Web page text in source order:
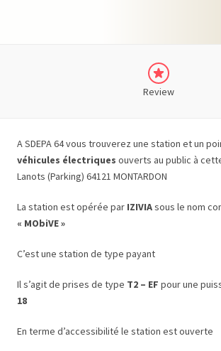
Review
A SDEPA 64 vous trouverez une station et un
véhicules électriques ouverts au public à
Lanots (Parking) 64121 MONTARDON
La station est opérée par IZIVIAsous le nom
« MObiVE »
C’est une station de type payant
Il s’agit de prises de type T2 – EF pour une
18
En terme d’accessibilité le station est ouverte